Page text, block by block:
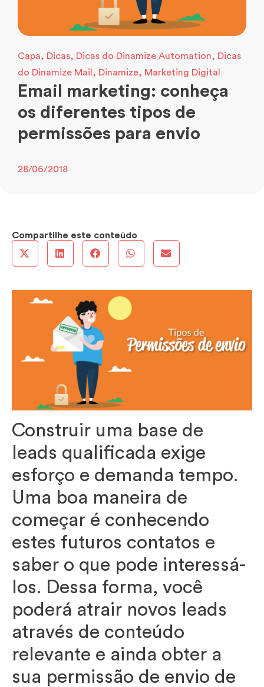
Capa, Dicas, Dicas do Dinamize Automation, Dicas
do Dinamize Mail , Dinamize, Marketing Digital
Email marketing: conheça
os diferentes tipos de
permissões para envio
28/06/2018
Compartilhe este conteúdo
Construir uma base de
leads qualificada exige
esforço e demanda tempo.
Uma boa maneira de
começar é conhecendo
estes futuros contatos e
saber o que pode interessá-
los. Dessa forma, você
poderá atrair novos leads
através de conteúdo
relevante e ainda obter a
sua permissão de envio de